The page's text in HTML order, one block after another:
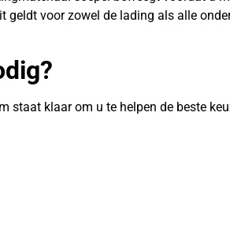
geldt voor zowel de lading als alle
staat klaar om u te helpen de beste